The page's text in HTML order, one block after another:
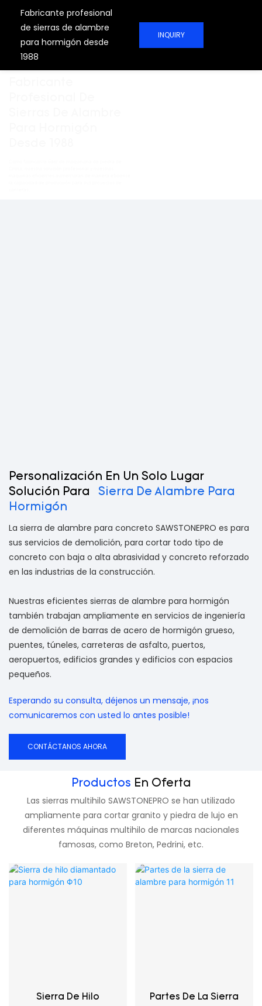
Fabricante profesional
de sierras de alambre
para hormigón desde
1988
INQUIRY
Personalización En Un Solo Lugar
Solución Para
Sierra De Alambre Para
Hormigón
La sierra de alambre para concreto SAWSTONEPRO es para
sus servicios de demolición, para cortar todo tipo de
concreto con baja o alta abrasividad y concreto reforzado
en las industrias de la construcción.
Nuestras eficientes sierras de alambre para hormigón
también trabajan ampliamente en servicios de ingeniería
de demolición de barras de acero de hormigón grueso,
puentes, túneles, carreteras de asfalto, puertos,
aeropuertos, edificios grandes y edificios con espacios
pequeños.
Esperando su consulta, déjenos un mensaje, ¡nos
comunicaremos con usted lo antes posible!
CONTÁCTANOS AHORA
Productos En Oferta
Las sierras multihilo SAWSTONEPRO se han utilizado
ampliamente para cortar granito y piedra de lujo en
diferentes máquinas multihilo de marcas nacionales
famosas, como Breton, Pedrini, etc.
Sierra De Hilo
Partes De La Sierra